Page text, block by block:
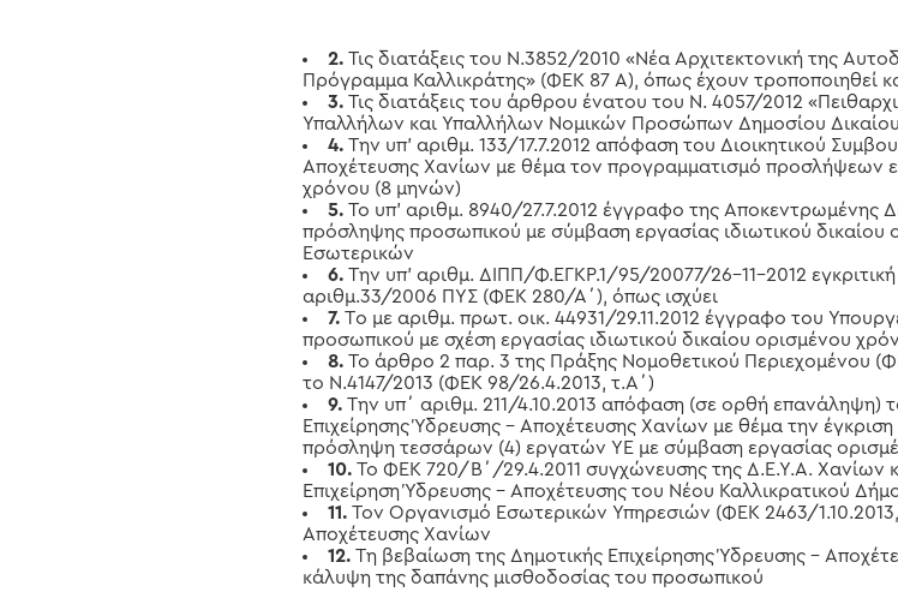
Hit enter to search or ESC to close
2. Τις διατάξεις του Ν.3852/2010 «Νέα Αρχιτεκτονική της
Πρόγραμμα Καλλικράτης» (ΦΕΚ 87 Α), όπως έχουν τροποποιηθεί
3. Τις διατάξεις του άρθρου ένατου του Ν. 4057/2012
Υπαλλήλων και Υπαλλήλων Νομικών Προσώπων Δημοσίου
4. Την υπ’ αριθμ. 133/17.7.2012 απόφαση του Διοικητικού
Αποχέτευσης Χανίων με θέμα τον προγραμματισμό προσλήψεων
χρόνου (8 μηνών)
5. Το υπ’ αριθμ. 8940/27.7.2012 έγγραφο της Αποκεντρωμένης
πρόσληψης προσωπικού με σύμβαση εργασίας ιδιωτικού δικαίου
Εσωτερικών
6. Την υπ’ αριθμ. ΔΙΠΠ/Φ.ΕΓΚΡ.1/95/20077/26-11-2012
αριθμ.33/2006 ΠΥΣ (ΦΕΚ 280/Α΄), όπως ισχύει
7. Τo με αριθμ. πρωτ. οικ. 44931/29.11.2012 έγγραφο του
προσωπικού με σχέση εργασίας ιδιωτικού δικαίου ορισμένου
8. Το άρθρο 2 παρ. 3 της Πράξης Νομοθετικού Περιεχομένου
το Ν.4147/2013 (ΦΕΚ 98/26.4.2013, τ.Α΄)
9. Την υπ΄ αριθμ. 211/4.10.2013 απόφαση (σε ορθή επανάληψη)
Επιχείρησης Ύδρευσης – Αποχέτευσης Χανίων με θέμα την
πρόσληψη τεσσάρων (4) εργατών ΥΕ με σύμβαση εργασίας
10. Το ΦΕΚ 720/Β΄/29.4.2011 συγχώνευσης της Δ.Ε.Υ.Α. Χανίων
Επιχείρηση Ύδρευσης – Αποχέτευσης του Νέου Καλλικρατικού
11. Τον Οργανισμό Εσωτερικών Υπηρεσιών (ΦΕΚ 2463/1.10.2013,
Αποχέτευσης Χανίων
12. Τη βεβαίωση της Δημοτικής Επιχείρησης Ύδρευσης –
κάλυψη της δαπάνης μισθοδοσίας του προσωπικού